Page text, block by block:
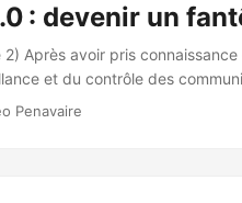
: devenir un
Après avoir pris
et du contrôle des
voilà quelques idées pour en
Penavaire